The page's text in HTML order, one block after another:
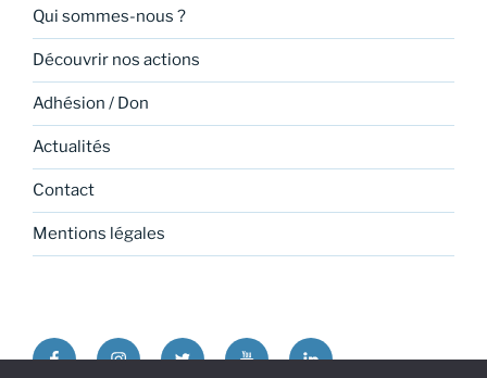
Qui sommes-nous ?
Découvrir nos actions
Adhésion / Don
Actualités
Contact
Mentions légales
FacebookInstagramTwitter YoutubeLinkedin